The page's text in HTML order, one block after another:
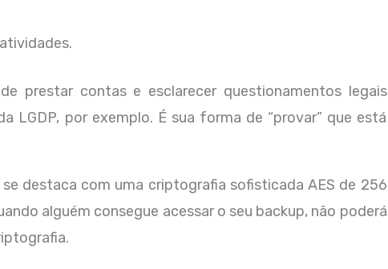
prestar contas e esclarecer questionamentos legais
LGDP, por exemplo. É sua forma de “provar” que está
destaca com uma criptografia sofisticada AES de 256
alguém consegue acessar o seu backup, não poderá